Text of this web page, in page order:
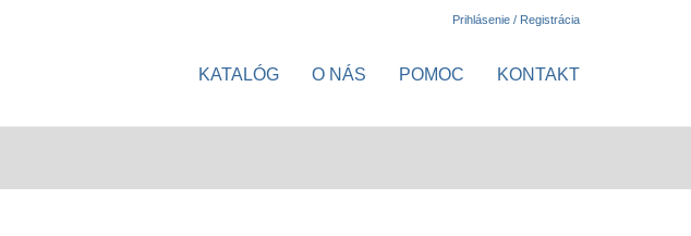
Prihlásenie / Registrácia
KATALÓG O NÁS POMOC KONTAKT